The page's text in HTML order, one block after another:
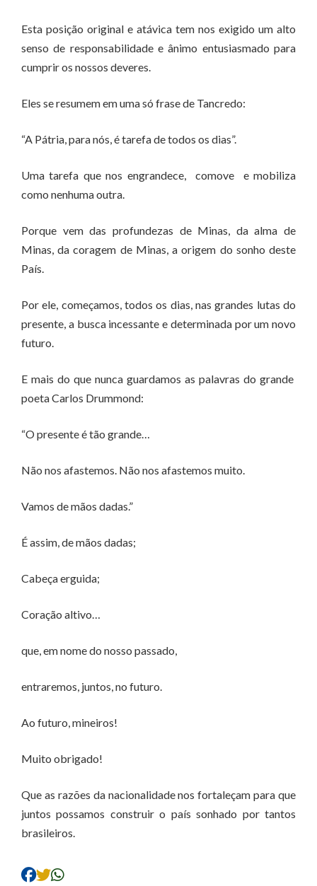
Esta posição original e atávica tem nos exigido um alto
senso de responsabilidade e ânimo entusiasmado para
cumprir os nossos deveres.
Eles se resumem em uma só frase de Tancredo:
“A Pátria, para nós, é tarefa de todos os dias”.
Uma tarefa que nos engrandece, comove e mobiliza
como nenhuma outra.
Porque vem das profundezas de Minas, da alma de
Minas, da coragem de Minas, a origem do sonho deste
País.
Por ele, começamos, todos os dias, nas grandes lutas do
presente, a busca incessante e determinada por um novo
futuro.
E mais do que nunca guardamos as palavras do grande
poeta Carlos Drummond:
“O presente é tão grande…
Não nos afastemos. Não nos afastemos muito.
Vamos de mãos dadas.”
É assim, de mãos dadas;
Cabeça erguida;
Coração altivo…
que, em nome do nosso passado,
entraremos, juntos, no futuro.
Ao futuro, mineiros!
Muito obrigado!
Que as razões da nacionalidade nos fortaleçam para que
juntos possamos construir o país sonhado por tantos
brasileiros.